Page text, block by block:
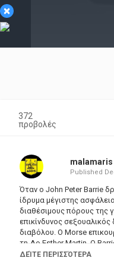
×
372
προβολές
malamaris
Published
Όταν ο John Peter Barrie
ίδρυμα μέγιστης
διαθέσιμους πόρους της
επικίνδυνος
διαβόλου. Ο Morse
τη Δρ Esther Martin. Ο
αρχίζουν ένα θανατηφόρο
ΔΕΊΤΕ ΠΕΡΙΣΣΌΤΕΡΑ